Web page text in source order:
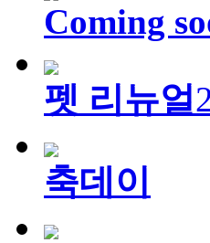
Coming
펫 리뉴얼
축데이